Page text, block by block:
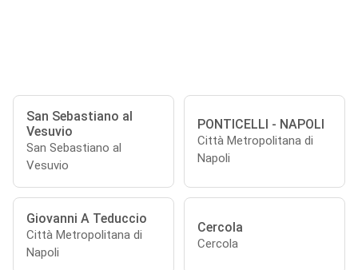
San Sebastiano al
Vesuvio
San Sebastiano al
Vesuvio
PONTICELLI - NAPOLI
Città Metropolitana di
Napoli
Giovanni A Teduccio
Città Metropolitana di
Napoli
Cercola
Cercola